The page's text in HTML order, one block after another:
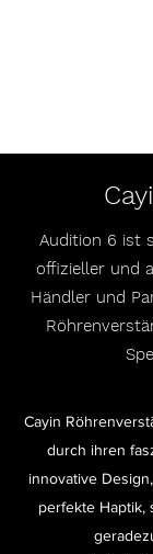
Audition 6 ist
offizieller und
Händler und
Cayin
durch ihren
innovative
perfekte Haptik,